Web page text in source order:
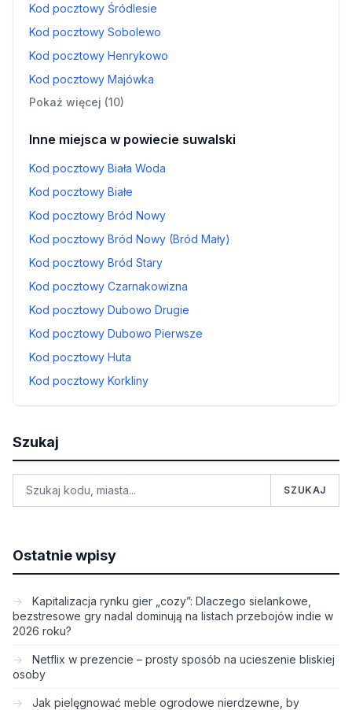
Kod pocztowy Śródlesie
Kod pocztowy Sobolewo
Kod pocztowy Henrykowo
Kod pocztowy Majówka
Pokaż więcej (10)
Inne miejsca w powiecie suwalski
Kod pocztowy Biała Woda
Kod pocztowy Białe
Kod pocztowy Bród Nowy
Kod pocztowy Bród Nowy (Bród Mały)
Kod pocztowy Bród Stary
Kod pocztowy Czarnakowizna
Kod pocztowy Dubowo Drugie
Kod pocztowy Dubowo Pierwsze
Kod pocztowy Huta
Kod pocztowy Korkliny
Szukaj
SZUKAJ
Ostatnie wpisy
Kapitalizacja rynku gier „cozy”: Dlaczego sielankowe,
bezstresowe gry nadal dominują na listach przebojów indie w
2026 roku?
Netflix w prezencie – prosty sposób na ucieszenie bliskiej
osoby
Jak pielęgnować meble ogrodowe nierdzewne, by